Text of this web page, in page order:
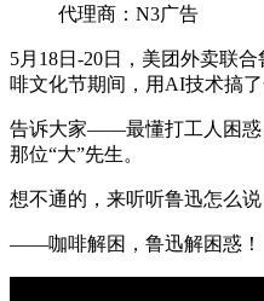
代理商：N3广告
5月18日-20日，美团外卖联
啡文化节期间，用AI技术搞了
告诉大家——最懂打工人困惑
那位“大”先生。
想不通的，来听听鲁迅怎么说
——咖啡解困，鲁迅解困惑！